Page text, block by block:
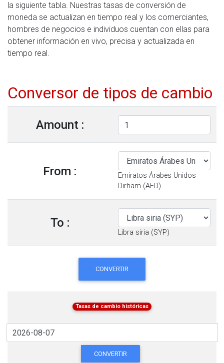
la siguiente tabla. Nuestras tasas de conversión de
moneda se actualizan en tiempo real y los comerciantes,
hombres de negocios e individuos cuentan con ellas para
obtener información en vivo, precisa y actualizada en
tiempo real.
Conversor de tipos de cambio
Amount :
From :
Emiratos Árabes Unidos
Dirham (AED)
To :
Libra siria (SYP)
CONVERTIR
Tasas de cambio históricas
CONVERTIR